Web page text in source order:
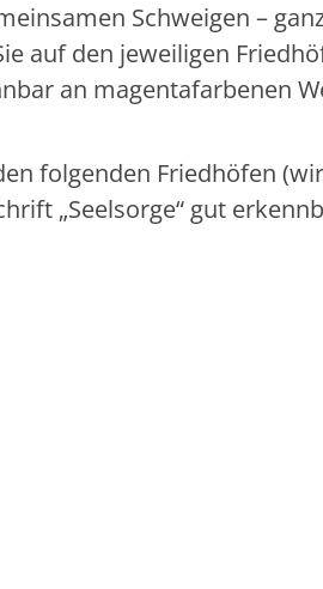
Schweigen –
auf den jeweiligen
an magentafarbenen
folgenden Friedhöfen
„Seelsorge“ gut